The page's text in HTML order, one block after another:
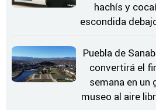
hachís y
escondida
coche
Puebla de
convertirá el
semana en un
museo al aire